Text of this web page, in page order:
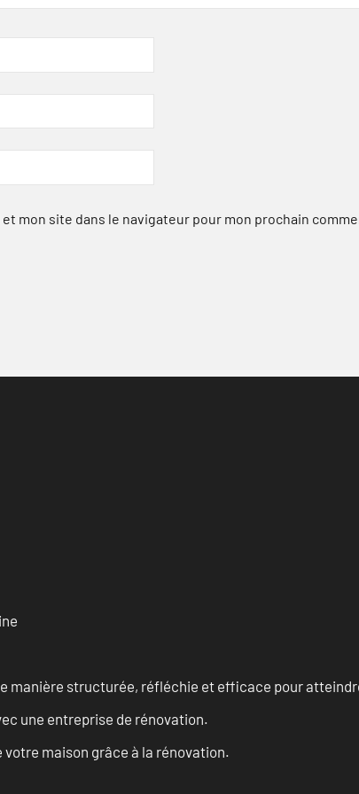
mon site dans le navigateur pour mon prochain
manière structurée, réfléchie et efficace pour
une entreprise de rénovation.
maison grâce à la rénovation.